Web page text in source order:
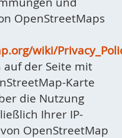
OpenStreetMaps
wiki/
auf der Seite mit
Karte
die Nutzung
Ihrer IP-
OpenStreetMap